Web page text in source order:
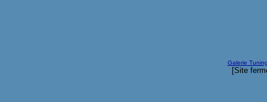
Galerie
[Site